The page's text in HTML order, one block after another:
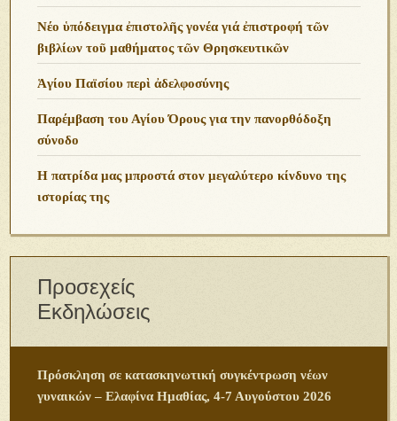
Νέο ὑπόδειγμα ἐπιστολῆς γονέα γιά ἐπιστροφή τῶν
βιβλίων τοῦ μαθήματος τῶν Θρησκευτικῶν
Ἁγίου Παϊσίου περὶ ἀδελφοσύνης
Παρέμβαση του Αγίου Όρους για την πανορθόδοξη
σύνοδο
Η πατρίδα μας μπροστά στον μεγαλύτερο κίνδυνο της
ιστορίας της
Προσεχείς
Εκδηλώσεις
Πρόσκληση σε κατασκηνωτική συγκέντρωση νέων
γυναικών – Ελαφίνα Ημαθίας, 4-7 Αυγούστου 2026